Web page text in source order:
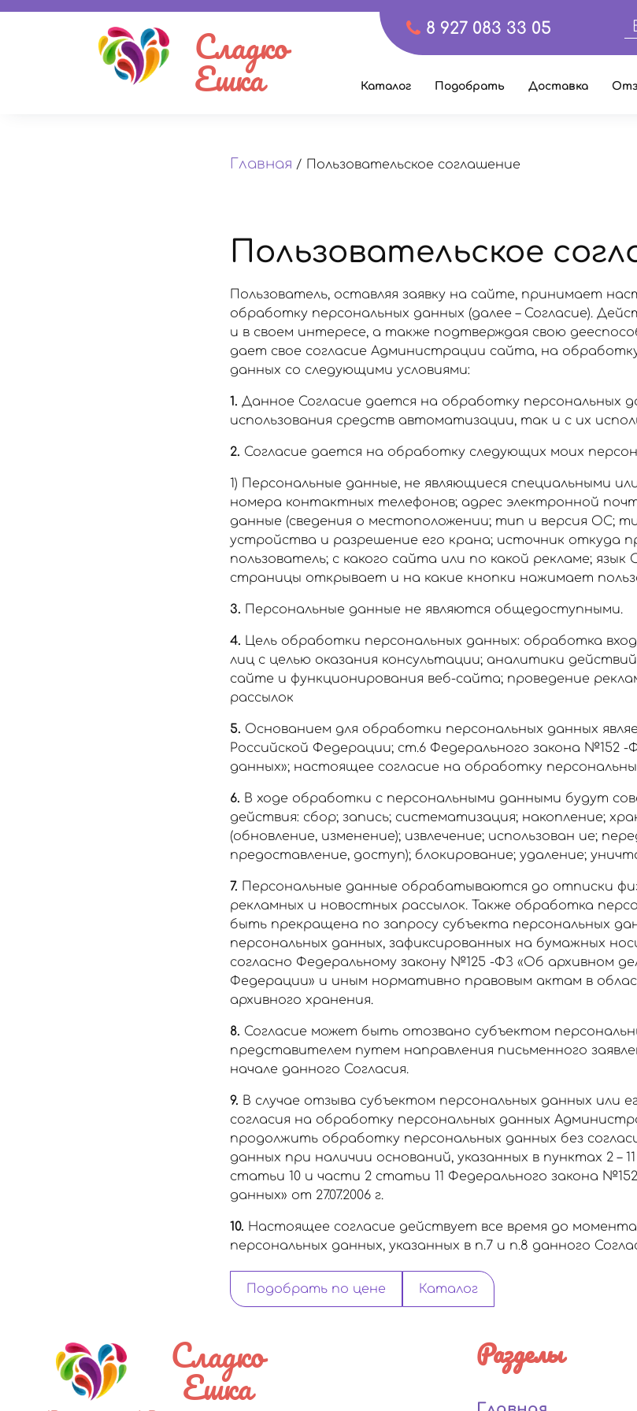
8 927 083 33 05
Сладко
Ешка Каталог Подобрать Доставка
Главная / Пользовательское соглашение
Пользовательское
Пользователь, оставляя заявку на сайте, принимает
обработку персональных данных (далее – Согласие).
и в своем интересе, а также подтверждая свою
дает свое согласие Администрации сайта, на
данных со следующими условиями:
1. Данное Согласие дается на обработку персональных
использования средств автоматизации, так и с их
2. Согласие дается на обработку следующих моих
1) Персональные данные, не являющиеся специальными
номера контактных телефонов; адрес электронной
данные (сведения о местоположении; тип и версия ОС;
устройства и разрешение его крана; источник откуда
пользователь; с какого сайта или по какой рекламе; язык
страницы открывает и на какие кнопки нажимает
3. Персональные данные не являются общедоступными.
4. Цель обработки персональных данных: обработка
лиц с целью оказания консультации; аналитики
сайте и функционирования веб-сайта; проведение
рассылок
5. Основанием для обработки персональных данных
Российской Федерации; ст.6 Федерального закона №152 -
данных»; настоящее согласие на обработку
6. В ходе обработки с персональными данными будут
действия: сбор; запись; систематизация; накопление;
(обновление, изменение); извлечение; использован ие;
предоставление, доступ); блокирование; удаление;
7. Персональные данные обрабатываются до отписки
рекламных и новостных рассылок. Также обработка
быть прекращена по запросу субъекта персональных
персональных данных, зафиксированных на бумажных
согласно Федеральному закону №125 -ФЗ «Об архивном
Федерации» и иным нормативно правовым актам в
архивного хранения.
8. Согласие может быть отозвано субъектом
представителем путем направления письменного
начале данного Согласия.
9. В случае отзыва субъектом персональных данных или
согласия на обработку персональных данных
продолжить обработку персональных данных без
данных при наличии оснований, указанных в пунктах 2 –
статьи 10 и части 2 статьи 11 Федерального закона
данных» от 27.07.2006 г.
10. Настоящее согласие действует все время до
персональных данных, указанных в п.7 и п.8 данного
Подобрать по цене Каталог
Сладко
Ешка
Разделы